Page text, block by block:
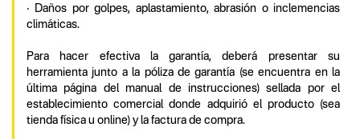
• Daños por golpes, aplastamiento, abrasión o inclemencias
climáticas.
Para hacer efectiva la garantía, deberá presentar su
herramienta junto a la póliza de garantía (se encuentra en la
última página del manual de instrucciones) sellada por el
establecimiento comercial donde adquirió el producto (sea
tienda física u online) y la factura de compra.